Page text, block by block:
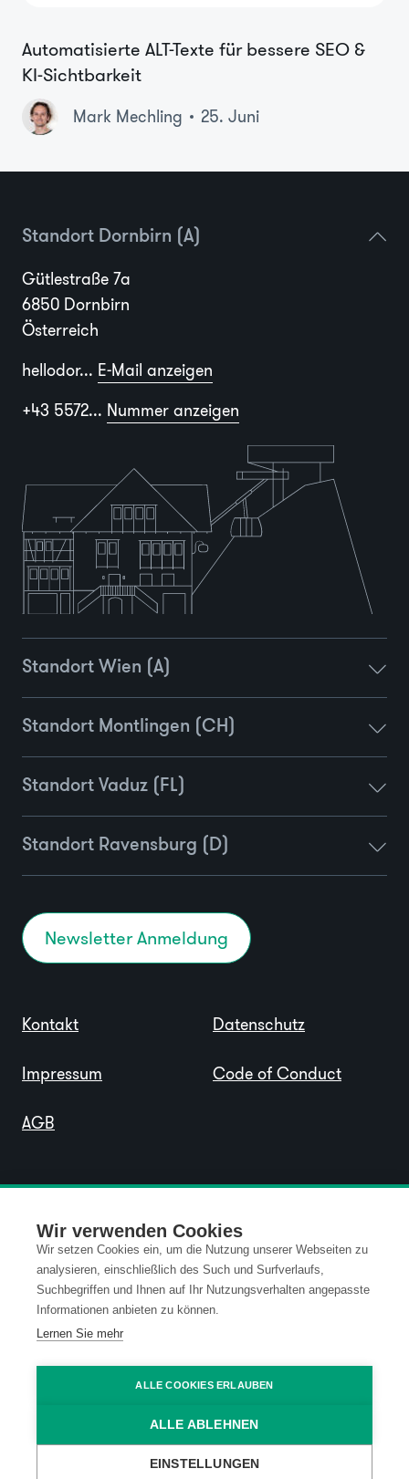
Wir verwenden Cookies
Wir setzen Cookies ein, um die Nutzung unserer Webseiten zu
analysieren, einschließlich des Such und Surfverlaufs,
Suchbegriffen und Ihnen auf Ihr Nutzungsverhalten angepasste
Informationen anbieten zu können.
Lernen Sie mehr
ALLE COOKIES ERLAUBEN
ALLE ABLEHNEN
EINSTELLUNGEN
Automatisierte ALT-Texte für bessere SEO &
KI-Sichtbarkeit
Mark Mechling 25. Juni
Standort Dornbirn (A)
Gütlestraße 7a
6850 Dornbirn
Österreich
hellodor... E-Mail anzeigen
+43 5572... Nummer anzeigen
Standort Wien (A)
Standort Montlingen (CH)
Standort Vaduz (FL)
Standort Ravensburg (D)
Newsletter Anmeldung
Kontakt
Impressum
AGB
Datenschutz
Code of Conduct